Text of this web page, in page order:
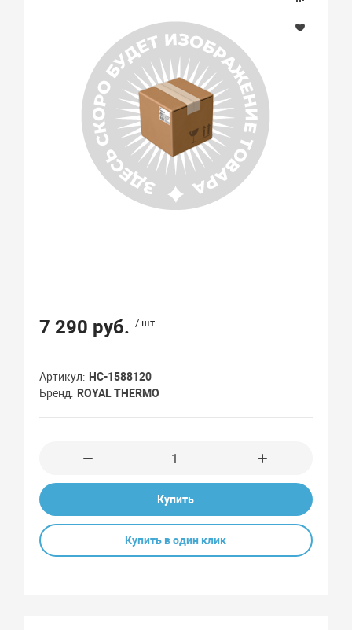
7 290 руб. / шт.
Артикул
НС-1588120
Бренд
ROYAL THERMO
Купить
Купить в один клик